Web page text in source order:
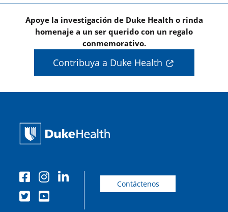
Apoye la investigación de Duke Health o rinda
homenaje a un ser querido con un regalo
conmemorativo.
Contribuya a Duke Health
Contáctenos